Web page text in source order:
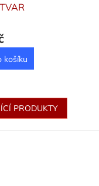
košíku
PRODUKTY